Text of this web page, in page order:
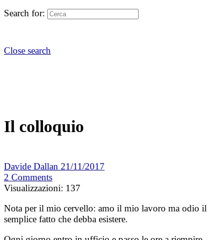
Search for:
Close search
Il colloquio
Davide Dallan 21/11/2017
2 Comments
Visualizzazioni: 137
Nota per il mio cervello: amo il mio lavoro ma odio il
semplice fatto che debba esistere.